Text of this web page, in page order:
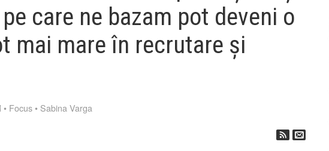
care ne bazam pot deveni o
mai mare în recrutare și
• Focus • Sabina Varga